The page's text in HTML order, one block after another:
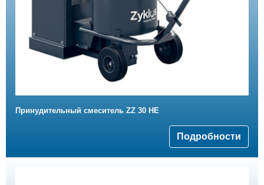
Принудительный смеситель ZZ 30 HE
Подробности